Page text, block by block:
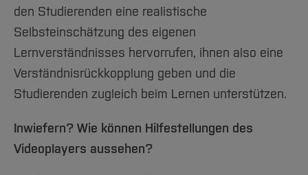
den Studierenden eine realistische
Selbsteinschätzung des eigenen
Lernverständnisses hervorrufen, ihnen also eine
Verständnisrückkopplung geben und die
Studierenden zugleich beim Lernen unterstützen.
Inwiefern? Wie können Hilfestellungen des
Videoplayers aussehen?